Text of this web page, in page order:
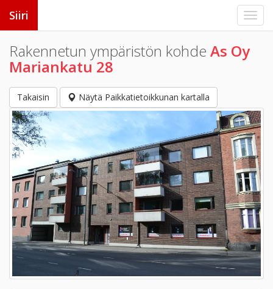
Siiri
Rakennetun ympäristön kohde As Oy
Mariankatu 28
Takaisin Näytä Paikkatietoikkunan kartalla